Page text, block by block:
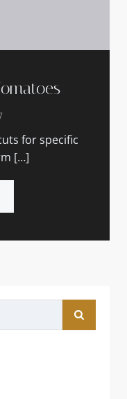
for specific
[…]